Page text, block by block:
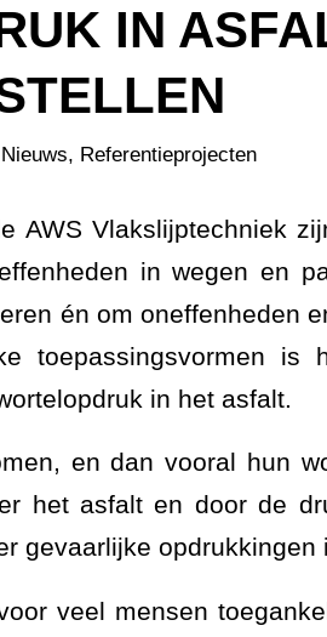
IN
Nieuws, Referentieprojecten
AWS Vlakslijptechniek
in wegen en
én om oneffenheden
toepassingsvormen is
in het asfalt.
en dan vooral hun
het asfalt en door de
gevaarlijke opdrukkingen
veel mensen